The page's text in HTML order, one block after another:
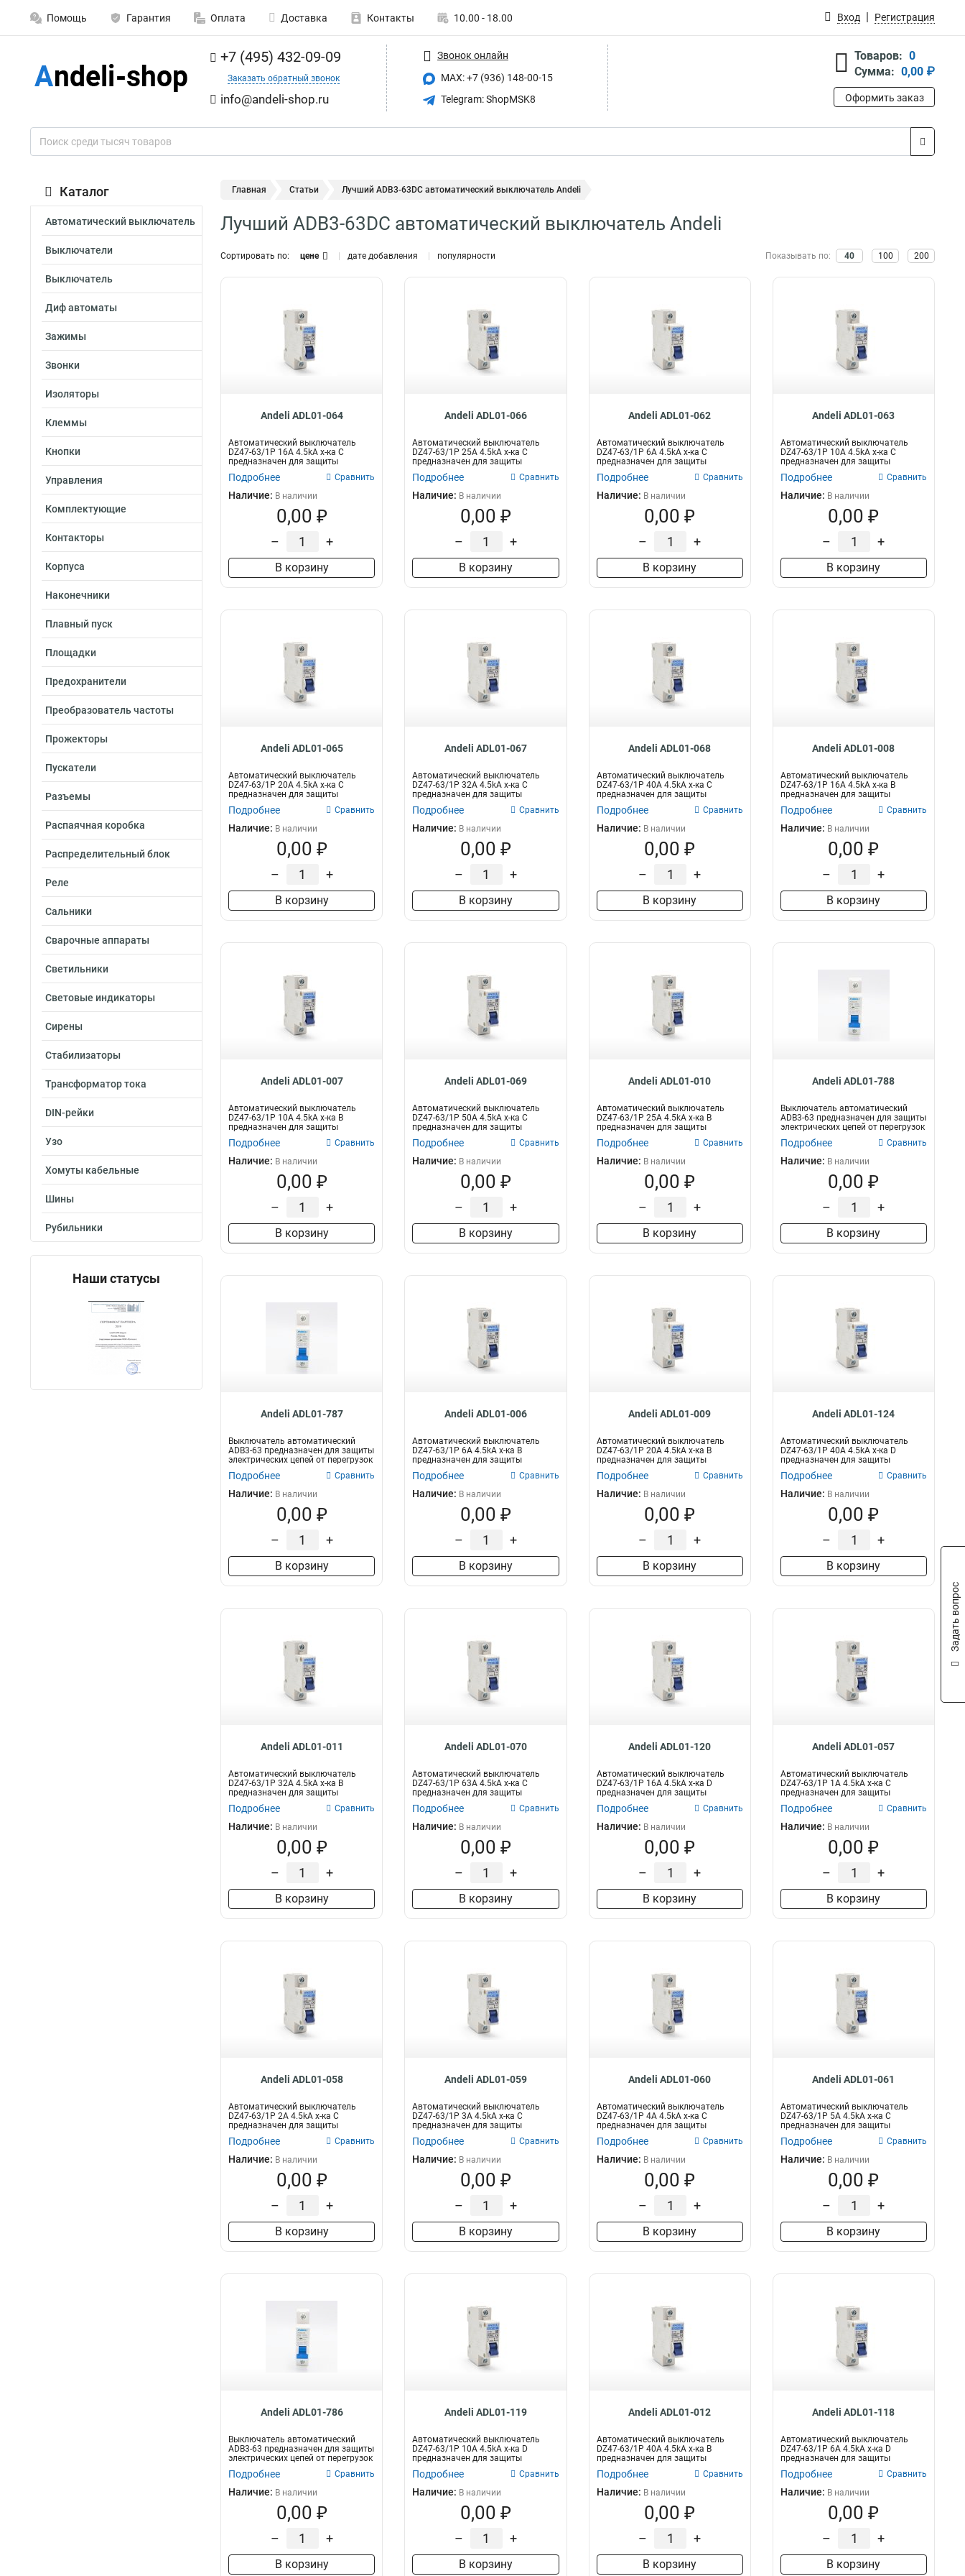
Помощь Гарантия Оплата Доставка Контакты 10.00 - 18.00 Вход Регистрация
+7 (495) 432-09-09
Заказать обратный звонок
info@andeli-shop.ru
Звонок онлайн
MAX: +7 (936) 148-00-15
Telegram: ShopMSK8
Товаров: 0
Сумма: 0,00 ₽
Оформить заказ
Каталог
Автоматический выключатель
Выключатели
Выключатель
Диф автоматы
Зажимы
Звонки
Изоляторы
Клеммы
Кнопки
Управления
Комплектующие
Контакторы
Корпуса
Наконечники
Плавный пуск
Площадки
Предохранители
Преобразователь частоты
Прожекторы
Пускатели
Разъемы
Распаячная коробка
Распределительный блок
Реле
Сальники
Сварочные аппараты
Светильники
Световые индикаторы
Сирены
Стабилизаторы
Трансформатор тока
DIN-рейки
Узо
Хомуты кабельные
Шины
Рубильники
Наши статусы
Главная Статьи Лучший ADB3-63DC автоматический выключатель Andeli
Лучший ADB3-63DC автоматический выключатель Andeli
Сортировать по: цене дате добавления популярности Показывать по: 40 100 200
Andeli ADL01-064
Автоматический выключатель
DZ47-63/1P 16A 4.5kA х-ка C
предназначен для защиты
электрических це...
Подробнее Сравнить
Наличие: В наличии
0,00 ₽
– +
В корзину
Andeli ADL01-066
Автоматический выключатель
DZ47-63/1P 25A 4.5kA х-ка C
предназначен для защиты
электрических це...
Подробнее Сравнить
Наличие: В наличии
0,00 ₽
– +
В корзину
Andeli ADL01-062
Автоматический выключатель
DZ47-63/1P 6A 4.5kA х-ка C
предназначен для защиты
электрических цеп...
Подробнее Сравнить
Наличие: В наличии
0,00 ₽
– +
В корзину
Andeli ADL01-063
Автоматический выключатель
DZ47-63/1P 10A 4.5kA х-ка C
предназначен для защиты
электрических це...
Подробнее Сравнить
Наличие: В наличии
0,00 ₽
– +
В корзину
Andeli ADL01-065
Автоматический выключатель
DZ47-63/1P 20A 4.5kA х-ка C
предназначен для защиты
электрических це...
Подробнее Сравнить
Наличие: В наличии
0,00 ₽
– +
В корзину
Andeli ADL01-067
Автоматический выключатель
DZ47-63/1P 32A 4.5kA х-ка C
предназначен для защиты
электрических це...
Подробнее Сравнить
Наличие: В наличии
0,00 ₽
– +
В корзину
Andeli ADL01-068
Автоматический выключатель
DZ47-63/1P 40A 4.5kA х-ка C
предназначен для защиты
электрических це...
Подробнее Сравнить
Наличие: В наличии
0,00 ₽
– +
В корзину
Andeli ADL01-008
Автоматический выключатель
DZ47-63/1P 16A 4.5kA х-ка B
предназначен для защиты
электрических це...
Подробнее Сравнить
Наличие: В наличии
0,00 ₽
– +
В корзину
Andeli ADL01-007
Автоматический выключатель
DZ47-63/1P 10A 4.5kA х-ка B
предназначен для защиты
электрических це...
Подробнее Сравнить
Наличие: В наличии
0,00 ₽
– +
В корзину
Andeli ADL01-069
Автоматический выключатель
DZ47-63/1P 50A 4.5kA х-ка C
предназначен для защиты
электрических це...
Подробнее Сравнить
Наличие: В наличии
0,00 ₽
– +
В корзину
Andeli ADL01-010
Автоматический выключатель
DZ47-63/1P 25A 4.5kA х-ка B
предназначен для защиты
электрических це...
Подробнее Сравнить
Наличие: В наличии
0,00 ₽
– +
В корзину
Andeli ADL01-788
Выключатель автоматический
ADB3-63 предназначен для защиты
электрических цепей от перегрузок
Подробнее Сравнить
Наличие: В наличии
0,00 ₽
– +
В корзину
Andeli ADL01-787
Выключатель автоматический
ADB3-63 предназначен для защиты
электрических цепей от перегрузок
Подробнее Сравнить
Наличие: В наличии
0,00 ₽
– +
В корзину
Andeli ADL01-006
Автоматический выключатель
DZ47-63/1P 6A 4.5kA х-ка B
предназначен для защиты
электрических цеп...
Подробнее Сравнить
Наличие: В наличии
0,00 ₽
– +
В корзину
Andeli ADL01-009
Автоматический выключатель
DZ47-63/1P 20A 4.5kA х-ка B
предназначен для защиты
электрических це...
Подробнее Сравнить
Наличие: В наличии
0,00 ₽
– +
В корзину
Andeli ADL01-124
Автоматический выключатель
DZ47-63/1P 40A 4.5kA х-ка D
предназначен для защиты
электрических це...
Подробнее Сравнить
Наличие: В наличии
0,00 ₽
– +
В корзину
Andeli ADL01-011
Автоматический выключатель
DZ47-63/1P 32A 4.5kA х-ка B
предназначен для защиты
электрических це...
Подробнее Сравнить
Наличие: В наличии
0,00 ₽
– +
В корзину
Andeli ADL01-070
Автоматический выключатель
DZ47-63/1P 63A 4.5kA х-ка C
предназначен для защиты
электрических це...
Подробнее Сравнить
Наличие: В наличии
0,00 ₽
– +
В корзину
Andeli ADL01-120
Автоматический выключатель
DZ47-63/1P 16A 4.5kA х-ка D
предназначен для защиты
электрических це...
Подробнее Сравнить
Наличие: В наличии
0,00 ₽
– +
В корзину
Andeli ADL01-057
Автоматический выключатель
DZ47-63/1P 1A 4.5kA х-ка C
предназначен для защиты
электрических цеп...
Подробнее Сравнить
Наличие: В наличии
0,00 ₽
– +
В корзину
Andeli ADL01-058
Автоматический выключатель
DZ47-63/1P 2A 4.5kA х-ка C
предназначен для защиты
электрических цеп...
Подробнее Сравнить
Наличие: В наличии
0,00 ₽
– +
В корзину
Andeli ADL01-059
Автоматический выключатель
DZ47-63/1P 3A 4.5kA х-ка C
предназначен для защиты
электрических цеп...
Подробнее Сравнить
Наличие: В наличии
0,00 ₽
– +
В корзину
Andeli ADL01-060
Автоматический выключатель
DZ47-63/1P 4A 4.5kA х-ка C
предназначен для защиты
электрических цеп...
Подробнее Сравнить
Наличие: В наличии
0,00 ₽
– +
В корзину
Andeli ADL01-061
Автоматический выключатель
DZ47-63/1P 5A 4.5kA х-ка C
предназначен для защиты
электрических цеп...
Подробнее Сравнить
Наличие: В наличии
0,00 ₽
– +
В корзину
Andeli ADL01-786
Выключатель автоматический
ADB3-63 предназначен для защиты
электрических цепей от перегрузок
Подробнее Сравнить
Наличие: В наличии
0,00 ₽
– +
В корзину
Andeli ADL01-119
Автоматический выключатель
DZ47-63/1P 10A 4.5kA х-ка D
предназначен для защиты
электрических це...
Подробнее Сравнить
Наличие: В наличии
0,00 ₽
– +
В корзину
Andeli ADL01-012
Автоматический выключатель
DZ47-63/1P 40A 4.5kA х-ка B
предназначен для защиты
электрических це...
Подробнее Сравнить
Наличие: В наличии
0,00 ₽
– +
В корзину
Andeli ADL01-118
Автоматический выключатель
DZ47-63/1P 6A 4.5kA х-ка D
предназначен для защиты
электрических цеп...
Подробнее Сравнить
Наличие: В наличии
0,00 ₽
– +
В корзину
Задать вопрос